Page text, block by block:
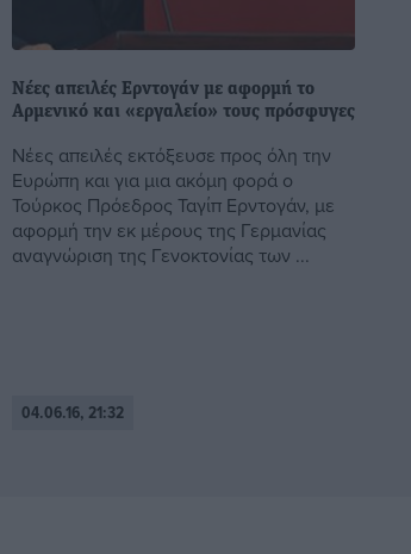
Νέες απειλές Ερντογάν με αφορμή το
Αρμενικό και «εργαλείο» τους πρόσφυγες
Νέες απειλές εκτόξευσε προς όλη την
Ευρώπη και για μια ακόμη φορά ο
Τούρκος Πρόεδρος Ταγίπ Ερντογάν, με
αφορμή την εκ μέρους της Γερμανίας
αναγνώριση της Γενοκτονίας των ...
04.06.16, 21:32